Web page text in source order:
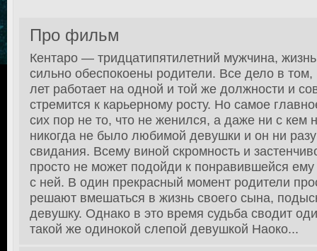
Про фильм
Кентаро — тридцатипятилетний мужчина,
сильно обеспокоены родители. Все дело в том,
лет работает на одной и той же должности и
стремится к карьерному росту. Но самое
сих пор не то, что не женился, а даже ни с кем
никогда не было любимой девушки и он ни
свидания. Всему виной скромность и
просто не может подойди к понравившейся ему
с ней. В один прекрасный момент родители
решают вмешаться в жизнь своего сына,
девушку. Однако в это время судьба сводит
такой же одинокой слепой девушкой Наоко...